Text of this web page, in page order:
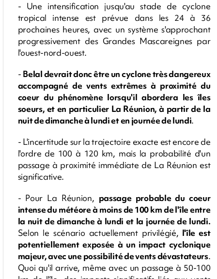
- Une intensification jusqu'au stade de cyclone
tropical intense est prévue dans les 24 à 36
prochaines heures, avec un système s'approchant
progressivement des Grandes Mascareignes par
l'ouest-nord-ouest.
- Belal devrait donc être un cyclone très dangereux
accompagné de vents extrêmes à proximité du
coeur du phénomène lorsqu'il abordera les îles
soeurs, et en particulier La Réunion, à partir de la
nuit de dimanche à lundi et en journée de lundi.
- L'incertitude sur la trajectoire exacte est encore de
l'ordre de 100 à 120 km, mais la probabilité d'un
passage à proximité immédiate de La Réunion est
significative.
- Pour La Réunion, passage probable du coeur
intense du météore à moins de 100 km de l'île entre
la nuit de dimanche à lundi et la journée de lundi.
Selon le scénario actuellement privilégié, l'île est
potentiellement exposée à un impact cyclonique
majeur, avec une possibilité de vents dévastateurs.
Quoi qu'il arrive, même avec un passage à 50-100